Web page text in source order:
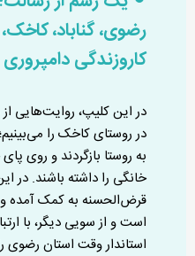
رضوی، گناباد،
کاروزندگی دامپروری
در این کلیپ، روایت‌هایی
در روستای کاخک را
به روستا بازگردند و روی
خانگی را داشته باشند. در
قرض‌الحسنه به کمک آمده و
است و از سویی دیگر، با
استاندار وقت استان رضوی